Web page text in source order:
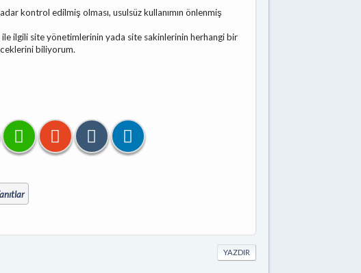
kontrol edilmiş olması, usulsüz kullanımın önlenmiş
ilgili site yönetimlerinin yada site sakinlerinin herhangi bir
biliyorum.
YAZDIR